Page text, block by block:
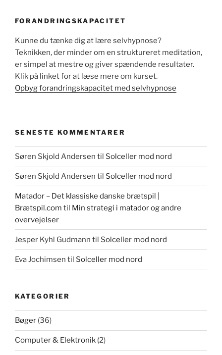
FORANDRINGSKAPACITET
Kunne du tænke dig at lære selvhypnose?
Teknikken, der minder om en struktureret meditation,
er simpel at mestre og giver spændende resultater.
Klik på linket for at læse mere om kurset.
Opbyg forandringskapacitet med selvhypnose
SENESTE KOMMENTARER
Søren Skjold Andersen til Solceller mod nord
Søren Skjold Andersen til Solceller mod nord
Matador – Det klassiske danske brætspil |
Brætspil.com til Min strategi i matador og andre
overvejelser
Jesper Kyhl Gudmann til Solceller mod nord
Eva Jochimsen til Solceller mod nord
KATEGORIER
Bøger (36)
Computer & Elektronik (2)